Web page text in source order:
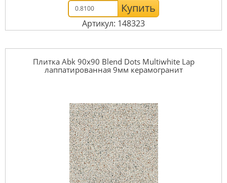
Купить
Артикул: 148323
Плитка Abk 90x90 Blend Dots Multiwhite Lap
лаппатированная 9мм керамогранит